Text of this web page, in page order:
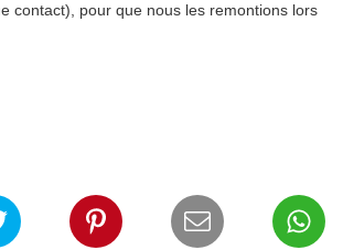
contact), pour que nous les remontions lors